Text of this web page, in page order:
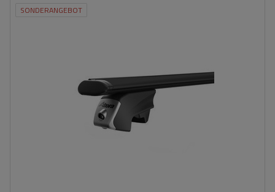
SONDERANGEBOT